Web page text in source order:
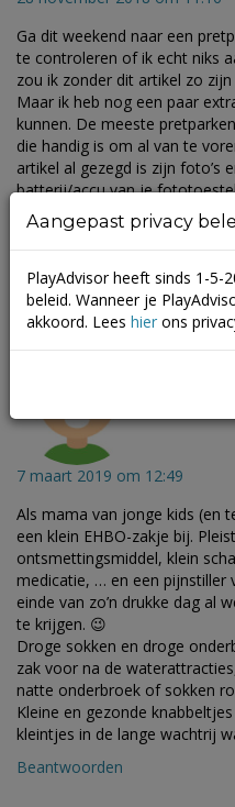
Ga dit weekend naar een
te controleren of ik echt niks
zou ik zonder dit artikel zo
Maar ik heb nog een paar
kunnen. De meeste
die handig is om al van te
artikel al gezegd is zijn foto’s
batterij/accu van je
door al dit fotograveren. Dus
zijn op dit soort dagen ook erg
7 maart 2019 om 12:49
Als mama van jonge kids (en
een klein EHBO-zakje bij.
ontsmettingsmiddel, klein
medicatie, … en een
einde van zo’n drukke dag al
te krijgen. 😉
Droge sokken en droge
zak voor na de
natte onderbroek of sokken
Kleine en gezonde
kleintjes in de lange wachtrij
Beantwoorden
Aangepast privacy
PlayAdvisor heeft sinds 1-5-
beleid. Wanneer je
akkoord. Lees hier ons